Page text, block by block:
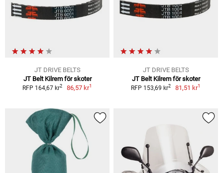
JT DRIVE BELTS
JT Belt Kilrem för skoter
RFP 164,67 kr2 86,57 kr1
JT DRIVE BELTS
JT Belt Kilrem för skoter
RFP 153,69 kr2 81,51 kr1